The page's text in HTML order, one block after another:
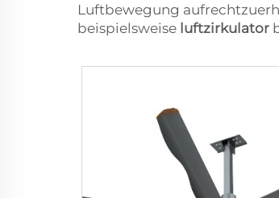
Luftbewegung
beispielsweise luftzirkulator